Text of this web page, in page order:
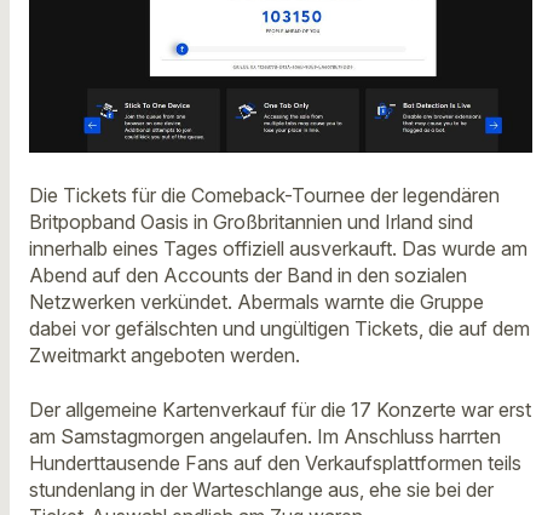
Die Tickets für die Comeback-Tournee der legendären
Britpopband Oasis in Großbritannien und Irland sind
innerhalb eines Tages offiziell ausverkauft. Das wurde am
Abend auf den Accounts der Band in den sozialen
Netzwerken verkündet. Abermals warnte die Gruppe
dabei vor gefälschten und ungültigen Tickets, die auf dem
Zweitmarkt angeboten werden.
Der allgemeine Kartenverkauf für die 17 Konzerte war erst
am Samstagmorgen angelaufen. Im Anschluss harrten
Hunderttausende Fans auf den Verkaufsplattformen teils
stundenlang in der Warteschlange aus, ehe sie bei der